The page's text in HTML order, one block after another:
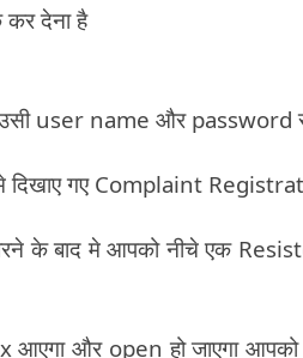
देना है
user name और
गए Complaint
के बाद मे आपको नीचे एक
आएगा और open हो जाएगा